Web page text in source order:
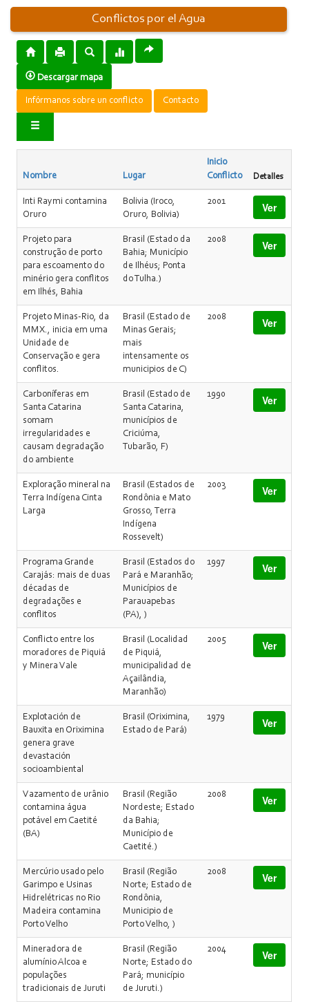
Conflictos por el Agua
Descargar mapa
Infórmanos sobre un conflicto Contacto
Nombre Lugar
Inicio
Conflicto
Detalles
Inti Raymi contamina
Oruro
Bolivia (Iroco,
Oruro, Bolivia)
2001 Ver
Projeto para
construção de porto
para escoamento do
minério gera conflitos
em Ilhés, Bahia
Brasil (Estado da
Bahia; Município
de Ilhéus; Ponta
do Tulha.)
2008 Ver
Projeto Minas-Rio, da
MMX., inicia em uma
Unidade de
Conservação e gera
conflitos.
Brasil (Estado de
Minas Gerais;
mais
intensamente os
municipios de C)
2008 Ver
Carboníferas em
Santa Catarina
somam
irregularidades e
causam degradação
do ambiente
Brasil (Estado de
Santa Catarina,
municípios de
Criciúma,
Tubarão, F)
1990 Ver
Exploração mineral na
Terra Indígena Cinta
Larga
Brasil (Estados de
Rondônia e Mato
Grosso, Terra
Indígena
Rossevelt)
2003 Ver
Programa Grande
Carajás: mais de duas
décadas de
degradações e
conflitos
Brasil (Estados do
Pará e Maranhão;
Municípios de
Parauapebas
(PA), )
1997 Ver
Conflicto entre los
moradores de Piquiá
y Minera Vale
Brasil (Localidad
de Piquiá,
municipalidad de
Açailândia,
Maranhão)
2005 Ver
Explotación de
Bauxita en Oriximina
genera grave
devastación
socioambiental
Brasil (Oriximina,
Estado de Pará)
1979 Ver
Vazamento de urânio
contamina água
potável em Caetité
(BA)
Brasil (Região
Nordeste; Estado
da Bahia;
Município de
Caetité.)
2008 Ver
Mercúrio usado pelo
Garimpo e Usinas
Hidrelétricas no Rio
Madeira contamina
Porto Velho
Brasil (Região
Norte; Estado de
Rondônia,
Municipio de
Porto Velho, )
2008 Ver
Mineradora de
alumínio Alcoa e
populações
tradicionais de Juruti
Brasil (Região
Norte; Estado do
Pará; município
de Juruti.)
2004 Ver